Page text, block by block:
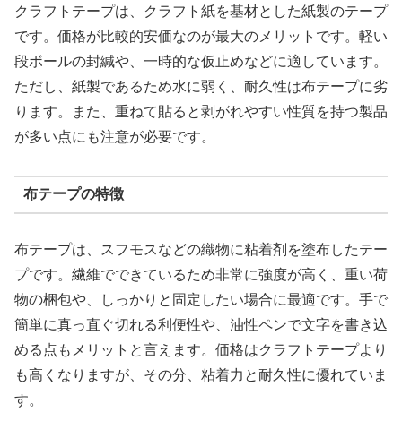
クラフトテープは、クラフト紙を基材とした紙製のテープ
です。価格が比較的安価なのが最大のメリットです。軽い
段ボールの封緘や、一時的な仮止めなどに適しています。
ただし、紙製であるため水に弱く、耐久性は布テープに劣
ります。また、重ねて貼ると剥がれやすい性質を持つ製品
が多い点にも注意が必要です。
布テープの特徴
布テープは、スフモスなどの織物に粘着剤を塗布したテー
プです。繊維でできているため非常に強度が高く、重い荷
物の梱包や、しっかりと固定したい場合に最適です。手で
簡単に真っ直ぐ切れる利便性や、油性ペンで文字を書き込
める点もメリットと言えます。価格はクラフトテープより
も高くなりますが、その分、粘着力と耐久性に優れていま
す。